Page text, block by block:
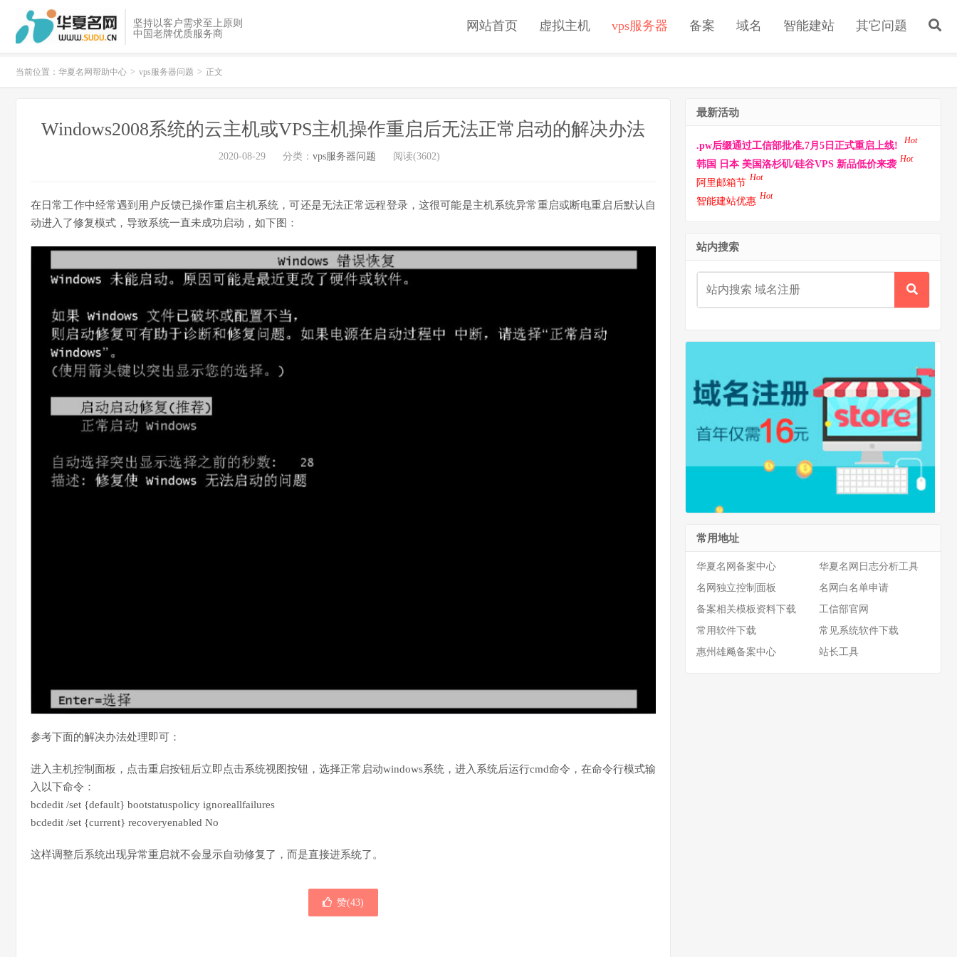
坚持以客户需求至上原则
中国老牌优质服务商
网站首页 虚拟主机 vps服务器 备案 域名 智能建站 其它问题
当前位置： 华夏名网帮助中心 > vps服务器问题 > 正文
Windows2008系统的云主机或VPS主机操作重启后无法正常启动的解决办法
2020-08-29 分类： vps服务器问题 阅读(3602)
在日常工作中经常遇到用户反馈已操作重启主机系统，可还是无法正常远程登录，这很可能是主机系统异常重启或断电重启后默认自
动进入了修复模式，导致系统一直未成功启动，如下图：
参考下面的解决办法处理即可：
进入主机控制面板，点击重启按钮后立即点击系统视图按钮，选择正常启动windows系统，进入系统后运行cmd命令，在命令行模式输
入以下命令：
bcdedit /set {default} bootstatuspolicy ignoreallfailures
bcdedit /set {current} recoveryenabled No
这样调整后系统出现异常重启就不会显示自动修复了，而是直接进系统了。
赞(43)
最新活动
.pw后缀通过工信部批准,7月5日正式重启上线! Hot
韩国 日本 美国洛杉矶/硅谷VPS 新品低价来袭 Hot
阿里邮箱节 Hot
智能建站优惠 Hot
站内搜索
常用地址
华夏名网备案中心
华夏名网日志分析工具
名网独立控制面板
名网白名单申请
备案相关模板资料下载
工信部官网
常用软件下载
常见系统软件下载
惠州雄飚备案中心
站长工具